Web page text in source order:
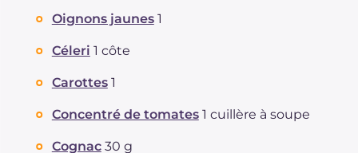
Oignons jaunes 1
Céleri 1 côte
Carottes 1
Concentré de tomates 1 cuillère à soupe
Cognac 30 g